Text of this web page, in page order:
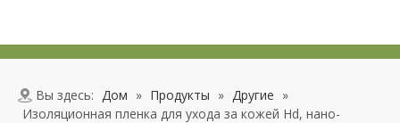
Вы здесь: Дом » Продукты » Другие »
Изоляционная пленка для ухода за кожей Hd, нано-